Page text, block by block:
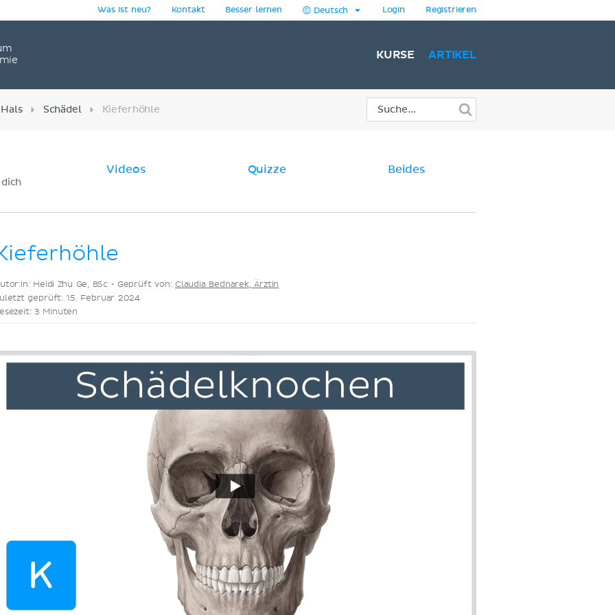
Was ist neu? Kontakt Besser lernen Deutsch Login Registrieren
KURSE ARTIKEL
Schädel Kieferhöhle
Videos Quizze Beides
Heidi Zhu Ge, BSc • Geprüft von: Claudia Bednarek, Ärztin
geprüft: 15. Februar 2024
3 Minuten